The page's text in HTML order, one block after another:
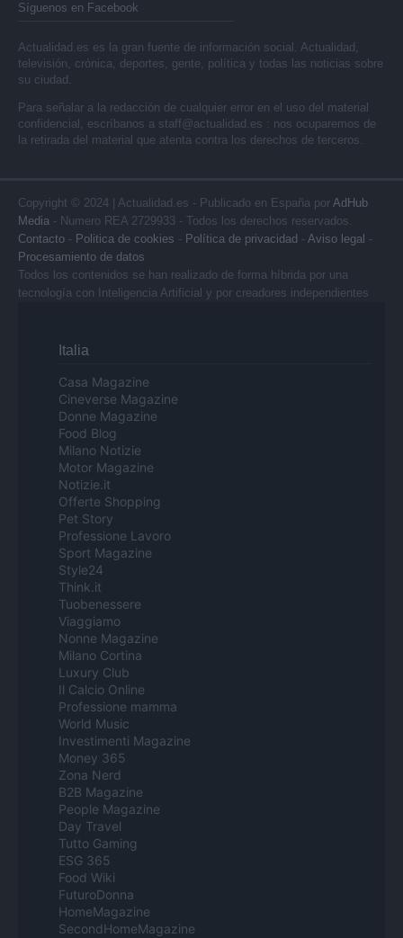
Síguenos en Facebook
Actualidad.es es la gran fuente de información social. Actualidad,
televisión, crónica, deportes, gente, política y todas las noticias sobre
su ciudad.
Para señalar a la redacción de cualquier error en el uso del material
confidencial, escríbanos a staff@actualidad.es : nos ocuparemos de
la retirada del material que atenta contra los derechos de terceros.
Copyright © 2024 | Actualidad.es - Publicado en España por AdHub
Media - Numero REA 2729933 - Todos los derechos reservados.
Contacto - Politica de cookies - Política de privacidad - Aviso legal -
Procesamiento de datos
Todos los contenidos se han realizado de forma híbrida por una
tecnología con Inteligencia Artificial y por creadores independientes
Italia
Casa Magazine
Cineverse Magazine
Donne Magazine
Food Blog
Milano Notizie
Motor Magazine
Notizie.it
Offerte Shopping
Pet Story
Professione Lavoro
Sport Magazine
Style24
Think.it
Tuobenessere
Viaggiamo
Nonne Magazine
Milano Cortina
Luxury Club
Il Calcio Online
Professione mamma
World Music
Investimenti Magazine
Money 365
Zona Nerd
B2B Magazine
People Magazine
Day Travel
Tutto Gaming
ESG 365
Food Wiki
FuturoDonna
HomeMagazine
SecondHomeMagazine